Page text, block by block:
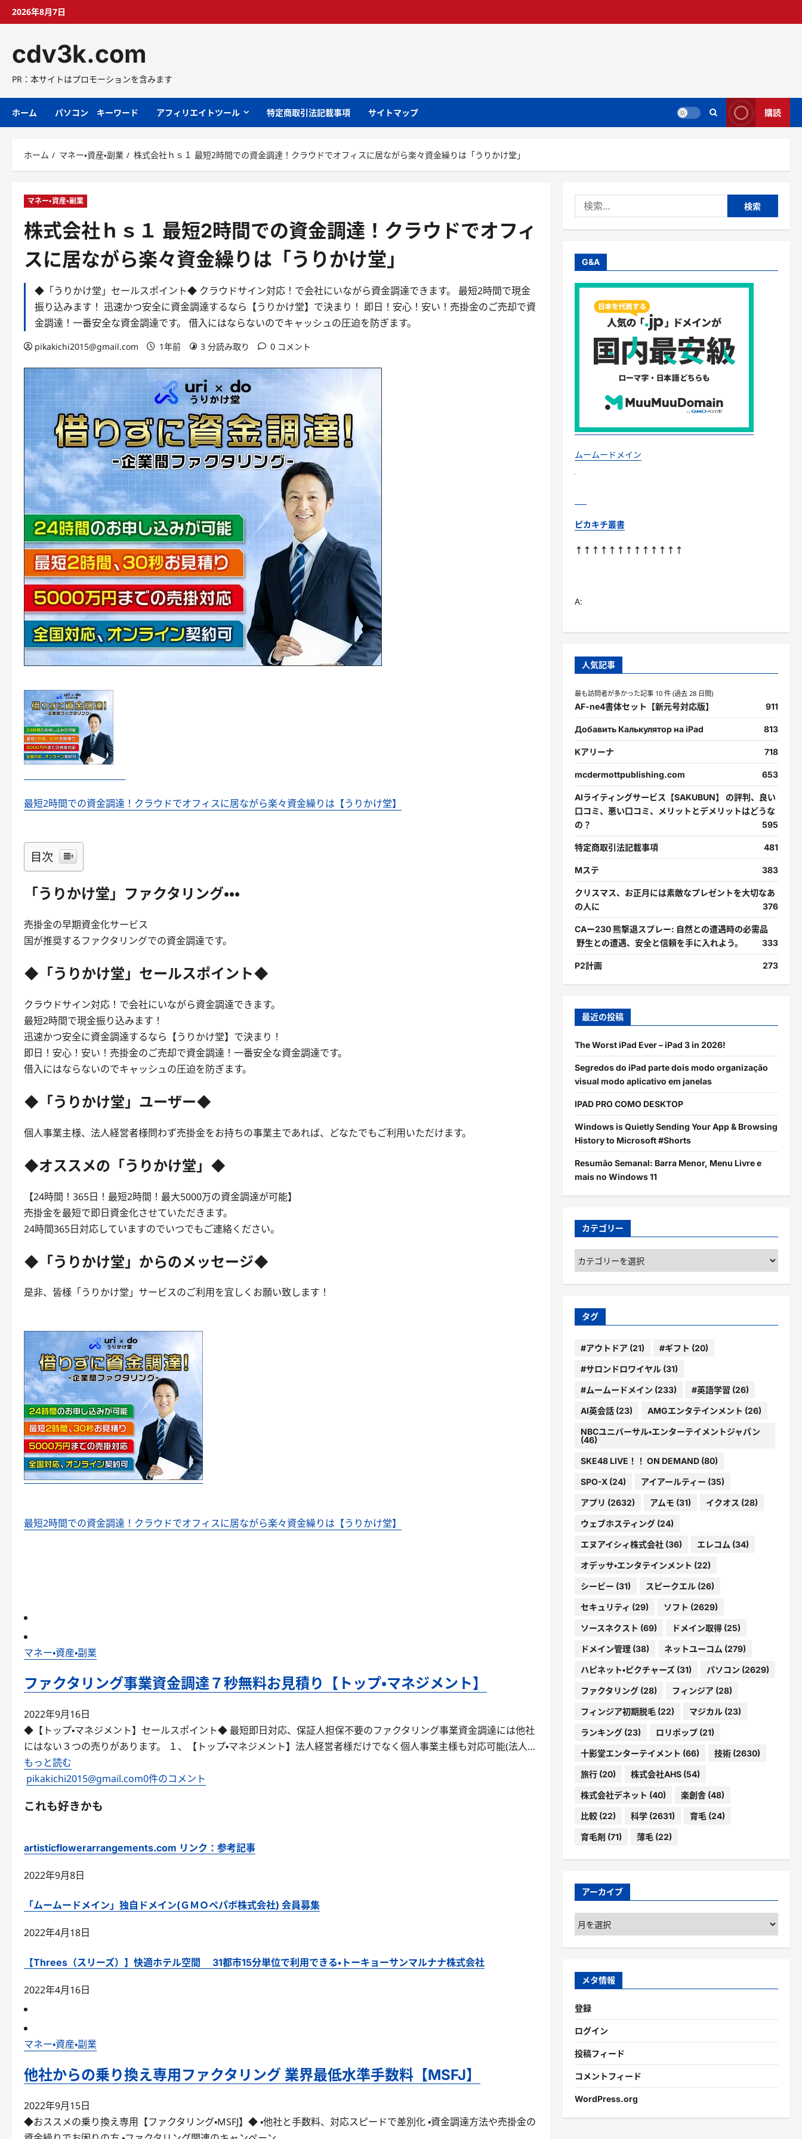
プ
2026年8月7日
cdv3k.com
PR：本サイトはプロモーションを含みます
ホーム パソコン キーワード アフィリエイトツール 特定商取引法記載事項 サイトマップ 購読
ホーム マネー・資産・副業 株式会社ｈｓ１ 最短2時間での資金調達！クラウドでオフィスに居ながら楽々資金繰りは「うりかけ堂」
マネー・資産・副業
株式会社ｈｓ１ 最短2時間での資金調達！クラウドでオフィ
スに居ながら楽々資金繰りは「うりかけ堂」
◆「うりかけ堂」セールスポイント◆ クラウドサイン対応！で会社にいながら資金調達できます。 最短2時間で現金
振り込みます！ 迅速かつ安全に資金調達するなら【うりかけ堂】で決まり！ 即日！安心！安い！売掛金のご売却で資
金調達！一番安全な資金調達です。 借入にはならないのでキャッシュの圧迫を防ぎます。
pikakichi2015@gmail.com 1年前 3 分読み取り 0 コメント
最短2時間での資金調達！クラウドでオフィスに居ながら楽々資金繰りは【うりかけ堂】
目次
「うりかけ堂」ファクタリング・・・
売掛金の早期資金化サービス
国が推奨するファクタリングでの資金調達です。
◆「うりかけ堂」セールスポイント◆
クラウドサイン対応！で会社にいながら資金調達できます。
最短2時間で現金振り込みます！
迅速かつ安全に資金調達するなら【うりかけ堂】で決まり！
即日！安心！安い！売掛金のご売却で資金調達！一番安全な資金調達です。
借入にはならないのでキャッシュの圧迫を防ぎます。
◆「うりかけ堂」ユーザー◆
個人事業主様、法人経営者様問わず売掛金をお持ちの事業主であれば、どなたでもご利用いただけます。
◆オススメの「うりかけ堂」◆
【24時間！365日！最短2時間！最大5000万の資金調達が可能】
売掛金を最短で即日資金化させていただきます。
24時間365日対応していますのでいつでもご連絡ください。
◆「うりかけ堂」からのメッセージ◆
是非、皆様「うりかけ堂」サービスのご利用を宜しくお願い致します！
最短2時間での資金調達！クラウドでオフィスに居ながら楽々資金繰りは【うりかけ堂】
マネー・資産・副業
ファクタリング事業資金調達７秒無料お見積り【トップ・マネジメント】
2022年9月16日
◆【トップ・マネジメント】セールスポイント◆ 最短即日対応、保証人担保不要のファクタリング事業資金調達には他社
にはない３つの売りがあります。 １、【トップ・マネジメント】法人経営者様だけでなく個人事業主様も対応可能(法人…
もっと読む
pikakichi2015@gmail.com0件のコメント
これも好きかも
artisticflowerarrangements.com リンク：参考記事
2022年9月8日
「ムームードメイン」独自ドメイン(ＧＭＯペパボ株式会社) 会員募集
2022年4月18日
【Threes（スリーズ）】快適ホテル空間 31都市15分単位で利用できる・トーキョーサンマルナナ株式会社
2022年4月16日
マネー・資産・副業
他社からの乗り換え専用ファクタリング 業界最低水準手数料【MSFJ】
2022年9月15日
◆おススメの乗り換え専用【ファクタリング・MSFJ】◆ ・他社と手数料、対応スピードで差別化 ・資金調達方法や売掛金の
索:
G&A
ムームードメイン
ピカキチ叢書
↑↑↑↑↑↑↑↑↑↑↑↑↑
A:
人気記事
最も訪問者が多かった記事 10 件 (過去 28 日間)
AF-ne4書体セット【新元号対応版】 911
Добавить Калькулятор на iPad 813
Kアリーナ 718
mcdermottpublishing.com 653
AIライティングサービス【SAKUBUN】 の評判、良い
口コミ、悪い口コミ、メリットとデメリットはどうな
の？
595
特定商取引法記載事項 481
Mステ 383
クリスマス、お正月には素敵なプレゼントを大切なあ
の人に
376
CAー230 熊撃退スプレー: 自然との遭遇時の必需品
野生との遭遇、安全と信頼を手に入れよう。
333
P2計画 273
最近の投稿
The Worst iPad Ever – iPad 3 in 2026!
Segredos do iPad parte dois modo organização
visual modo aplicativo em janelas
IPAD PRO COMO DESKTOP
Windows is Quietly Sending Your App & Browsing
History to Microsoft #Shorts
Resumão Semanal: Barra Menor, Menu Livre e
mais no Windows 11
カテゴリー
カ
テ
ゴ
ー
タグ
#アウトドア(21) #ギフト (20)
#サロンドロワイヤル(31)
#ムームードメイン (233) #英語学習 (26)
AI英会話(23) AMGエンタテインメント (26)
NBCユニバーサル・エンターテイメントジャパン
(46)
SKE48 LIVE！！ ON DEMAND(80)
SPO-X(24) アイアールティー (35)
アプリ (2632) アムモ (31) イクオス (28)
ウェブホスティング(24)
エヌアイシィ株式会社(36) エレコム (34)
オデッサ・エンタテインメント (22)
シービー (31) スピークエル(26)
セキュリティ (29) ソフト (2629)
ソースネクスト (69) ドメイン取得(25)
ドメイン管理(38) ネットユーコム (279)
ハピネット・ピクチャーズ(31) パソコン (2629)
ファクタリング(28) フィンジア(28)
フィンジア初期脱毛(22) マジカル(23)
ランキング(23) ロリポップ(21)
十影堂エンターテイメント (66) 技術(2630)
旅行(20) 株式会社AHS(54)
株式会社デネット (40) 楽創舎(48)
比較(22) 科学(2631) 育毛(24)
育毛剤 (71) 薄毛(22)
アーカイブ
ア
ー
カ
ブ
メタ情報
登録
ログイン
投稿フィード
コメントフィード
WordPress.org